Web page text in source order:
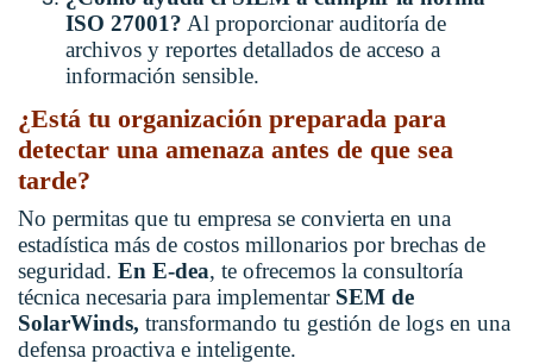
ISO 27001? Al proporcionar auditoría de
archivos y reportes detallados de acceso a
información sensible.
¿Está tu organización preparada para
detectar una amenaza antes de que sea
tarde?
No permitas que tu empresa se convierta en una
estadística más de costos millonarios por brechas de
seguridad. En E-dea, te ofrecemos la consultoría
técnica necesaria para implementar SEM de
SolarWinds, transformando tu gestión de logs en una
defensa proactiva e inteligente.